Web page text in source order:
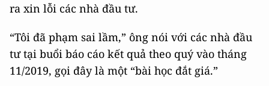
ra xin lỗi các nhà đầu tư.
“Tôi đã phạm sai lầm,” ông nói với các nhà đầu
tư tại buổi báo cáo kết quả theo quý vào tháng
11/2019, gọi đây là một “bài học đắt giá.”